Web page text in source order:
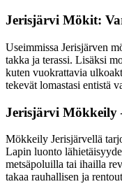
Jerisjärvi Mökit:
Useimmissa Jerisjärven
takka ja terassi. Lisäksi
kuten vuokrattavia
tekevät lomastasi entistä
Jerisjärvi Mökkeily
Mökkeily Jerisjärvellä
Lapin luonto
metsäpoluilla tai ihailla
takaa rauhallisen ja